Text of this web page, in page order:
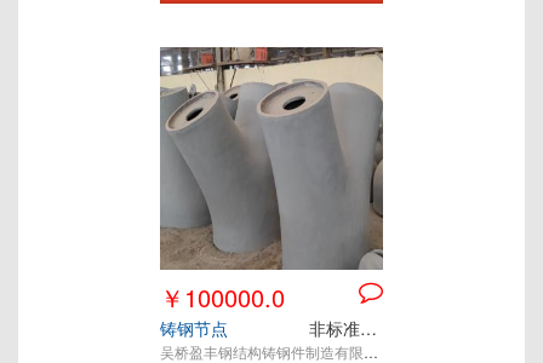
￥100000.0
铸钢节点 非标准定制件
吴桥盈丰钢结构铸钢件制造有限公司